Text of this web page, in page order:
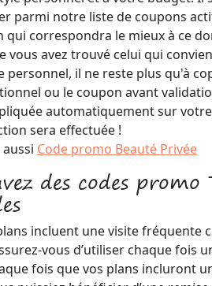
parmi notre liste de coupons
qui correspondra le mieux à ce
vous avez trouvé celui qui
personnel, il ne reste plus qu'à
ou le coupon avant
automatiquement sur
sera effectuée !
Code promo Beauté Privée
des codes promo
incluent une visite fréquente
vous d’utiliser chaque fois
fois que vos plans incluront